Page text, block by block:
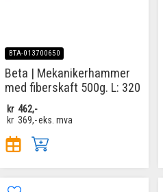
BTA-013700650
Beta | Mekanikerhammer
med fiberskaft 500g. L: 320
kr 462,-
kr 369,-eks. mva